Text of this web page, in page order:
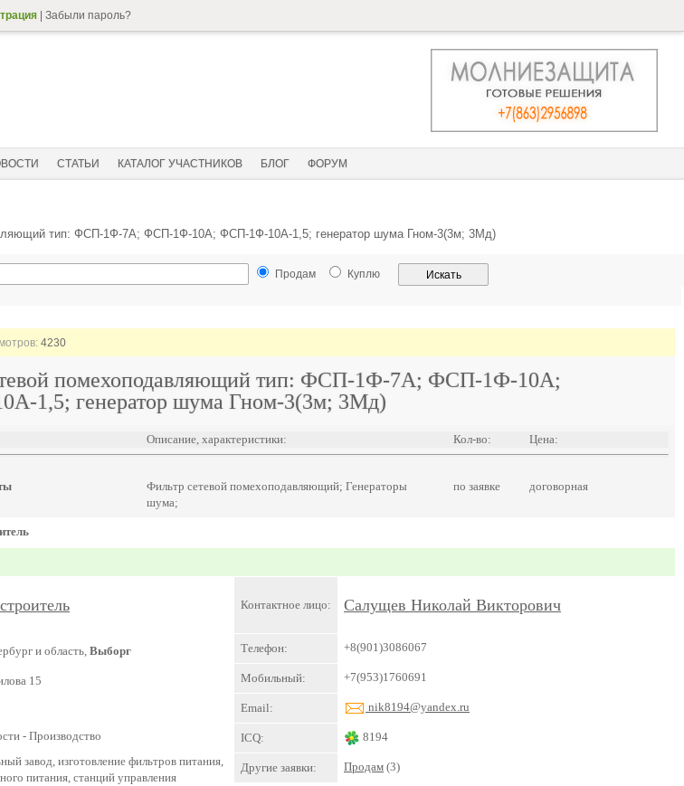
Забыли пароль?
СТАТЬИ КАТАЛОГ УЧАСТНИКОВ БЛОГ ФОРУМ
тип: ФСП-1Ф-7А; ФСП-1Ф-10А; ФСП-1Ф-10А-1,5; генератор шума Гном-3(3м; 3Мд)
Продам
Куплю
4230
помехоподавляющий тип: ФСП-1Ф-7А; ФСП-1Ф-10А;
1,5; генератор шума Гном-3(3м; 3Мд)
Описание, характеристики: Кол-во: Цена:
Фильтр сетевой помехоподавляющий; Генераторы
шума;
по заявке договорная
и область, Выборг
15
-Производство
завод, изготовление фильтров питания,
питания, станций управления
Контактное лицо: Салущев Николай Викторович
Телефон: +8(901)3086067
Мобильный: +7(953)1760691
Email: nik8194@yandex.ru
ICQ: 8194
Другие заявки: Продам (3)